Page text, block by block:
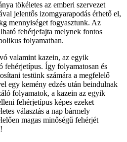
tökéletes az emberi szervezet
jelentős izomgyarapodás érhető el,
mennyiséget fogyasztunk. Az
fehérjefajta melynek fontos
folyamatban.
valamint kazein, az egyik
fehérjetípus. Így folyamatosan és
testünk számára a megfelelő
egy kemény edzés után beindulnak
folyamatok, a kazein az egyik
fehérjetípus képes ezeket
választás a nap bármely
magas minőségű fehérjét